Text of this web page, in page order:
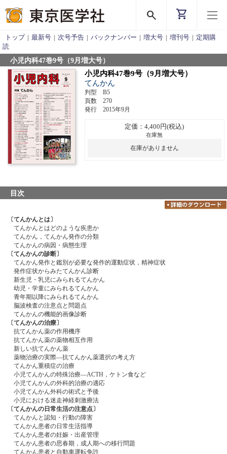
search shopping_cart
トップ | 最新号 | 次号予告 | バックナンバー | 増大号 | 増刊号 | 定期購
読
小児内科47巻9号（9月増大号）
小児内科47巻9号（9月増大号）
てんかん
判型 B5
頁数 270
発行 2015年9月
定価：4,400円(税込)
在庫無
在庫がありません
目次
〔てんかんとは〕
てんかんとはどのような疾患か
てんかん，てんかん発作の分類
てんかんの病因・病態生理
〔てんかんの診断〕
てんかん発作と鑑別が必要な発作的運動症状，精神症状
発作症状からみたてんかん診断
新生児・乳児にみられるてんかん
幼児・学童にみられるてんかん
青年期以降にみられるてんかん
脳波検査の注意点と問題点
てんかんの機能的画像診断
〔てんかんの治療〕
抗てんかん薬の作用機序
抗てんかん薬の薬物相互作用
新しい抗てんかん薬
薬物治療の実際―抗てんかん薬選択の考え方
てんかん重積症の治療
小児てんかんの特殊治療―ACTH，ケトン食など
小児てんかんの外科的治療の適応
小児てんかん外科の術式と予後
小児における迷走神経刺激療法
〔てんかんの日常生活の注意点〕
てんかんと認知・行動の障害
てんかん患者の日常生活指導
てんかん患者の妊娠・出産管理
てんかん患者の思春期，成人期への移行問題
てんかん患者と自動車運転免許